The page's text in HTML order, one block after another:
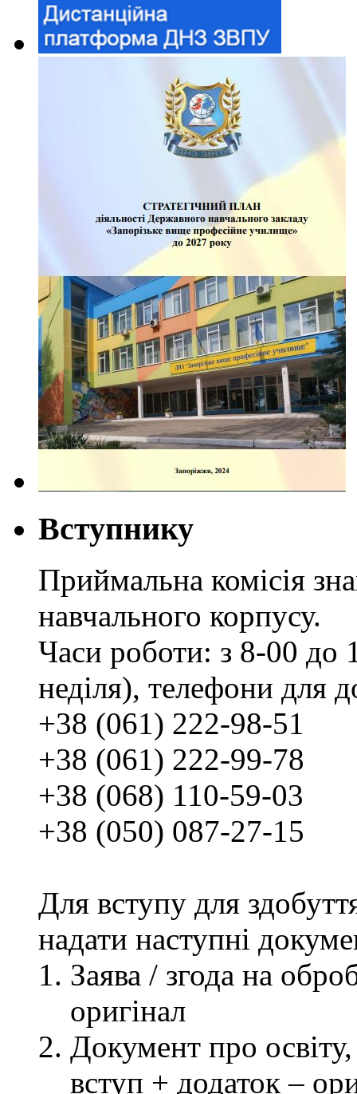
Вступнику
Приймальна комісія
навчального корпусу.
Часи роботи: з 8-00 до
неділя), телефони для
+38 (061) 222-98-51
+38 (061) 222-99-78
+38 (068) 110-59-03
+38 (050) 087-27-15
Для вступу для
надати наступні
Заява / згода на
оригінал
Документ про освіту,
вступ + додаток –